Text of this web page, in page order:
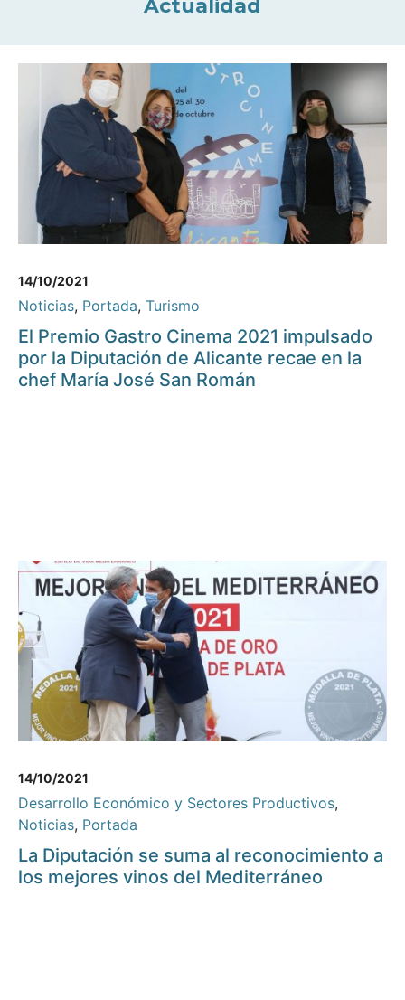
Actualidad
14/10/2021
Noticias, Portada, Turismo
El Premio Gastro Cinema 2021 impulsado
por la Diputación de Alicante recae en la
chef María José San Román
14/10/2021
Desarrollo Económico y Sectores Productivos,
Noticias, Portada
La Diputación se suma al reconocimiento a
los mejores vinos del Mediterráneo